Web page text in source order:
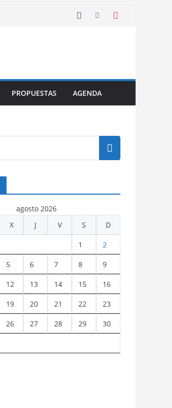
PROPUESTAS AGENDA
agosto 2026
X J V S D
1 2
5 6 7 8 9
12 13 14 15 16
19 20 21 22 23
26 27 28 29 30